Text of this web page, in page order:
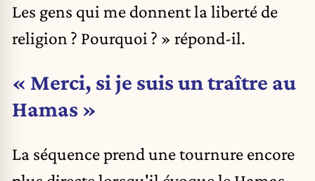
Les gens qui me donnent la liberté de
religion ? Pourquoi ? » répond-il.
« Merci, si je suis un traître au
Hamas »
La séquence prend une tournure encore